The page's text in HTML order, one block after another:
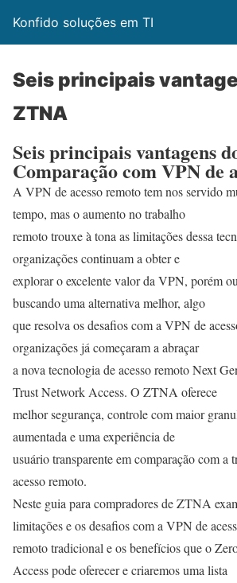
Konfido soluções em TI
Seis principais
ZTNA
Seis principais vantagens
Comparação com VPN de
A VPN de acesso remoto tem nos servido
tempo, mas o aumento no trabalho
remoto trouxe à tona as limitações dessa
organizações continuam a obter e
explorar o excelente valor da VPN, porém
buscando uma alternativa melhor, algo
que resolva os desafios com a VPN de
organizações já começaram a abraçar
a nova tecnologia de acesso remoto Next
Trust Network Access. O ZTNA oferece
melhor segurança, controle com maior
aumentada e uma experiência de
usuário transparente em comparação com
acesso remoto.
Neste guia para compradores de ZTNA
limitações e os desafios com a VPN de
remoto tradicional e os benefícios que o
Access pode oferecer e criaremos uma lista